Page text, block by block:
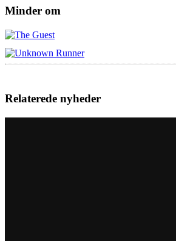
Minder om
Relaterede nyheder